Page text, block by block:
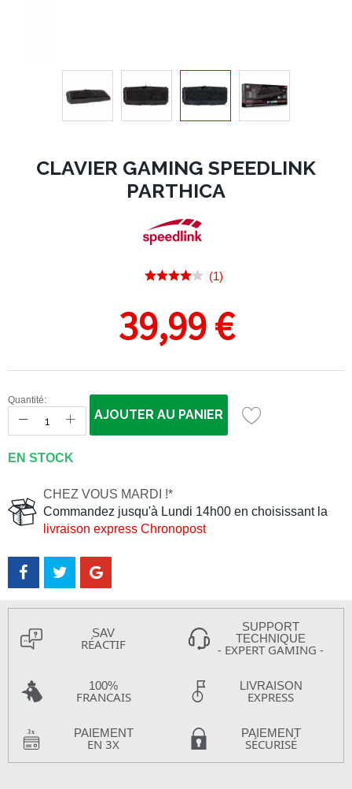
CLAVIER GAMING SPEEDLINK
PARTHICA
(1)
39,99 €
Quantité:
AJOUTER AU PANIER
EN STOCK
CHEZ VOUS MARDI !*
Commandez jusqu'à Lundi 14h00 en choisissant la
livraison express Chronopost
SAV
RÉACTIF
SUPPORT
TECHNIQUE
- EXPERT GAMING -
100%
FRANCAIS
LIVRAISON
EXPRESS
PAIEMENT
EN 3X
PAIEMENT
SÉCURISÉ